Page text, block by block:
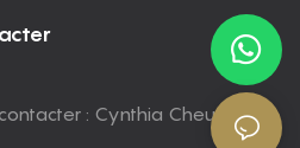
: Cynthia Cheung